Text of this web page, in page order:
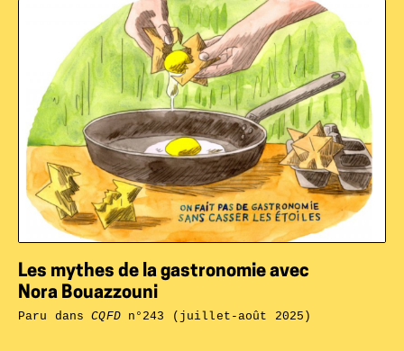
Les mythes de la gastronomie avec
Nora Bouazzouni
Paru dansCQFDn°243 (juillet-août 2025)